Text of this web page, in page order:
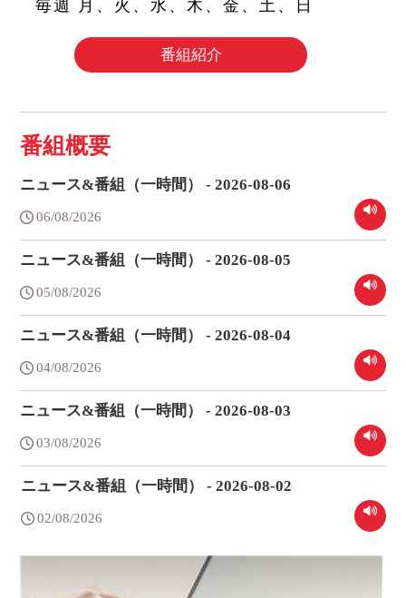
毎週 月、火、水、木、金、土、日
番組紹介
番組概要
ニュース&番組（一時間） - 2026-08-06
06/08/2026
ニュース&番組（一時間） - 2026-08-05
05/08/2026
ニュース&番組（一時間） - 2026-08-04
04/08/2026
ニュース&番組（一時間） - 2026-08-03
03/08/2026
ニュース&番組（一時間） - 2026-08-02
02/08/2026